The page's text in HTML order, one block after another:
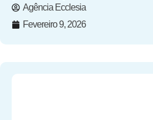
Agência Ecclesia
Fevereiro 9, 2026